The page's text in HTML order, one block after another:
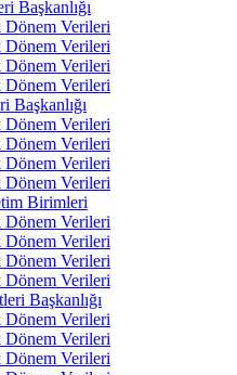
Başkanlığı
Dönem Verileri
Dönem Verileri
Dönem Verileri
Dönem Verileri
Başkanlığı
Dönem Verileri
Dönem Verileri
Dönem Verileri
Dönem Verileri
Birimleri
Dönem Verileri
Dönem Verileri
Dönem Verileri
Dönem Verileri
Başkanlığı
Dönem Verileri
Dönem Verileri
Dönem Verileri